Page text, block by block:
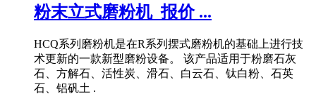
粉末立式磨粉机_报价 ...
HCQ系列磨粉机是在R系列摆式磨粉机的基础上进行技
术更新的一款新型磨粉设备。 该产品适用于粉磨石灰
石、方解石、活性炭、滑石、白云石、钛白粉、石英
石、铝矾土 .